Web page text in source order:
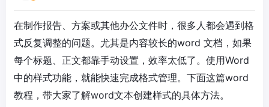
在制作报告、方案或其他办公文件时，很多人都会遇到格
式反复调整的问题。尤其是内容较长的word 文档，如果
每个标题、正文都靠手动设置，效率太低了。使用Word
中的样式功能，就能快速完成格式管理。下面这篇word
教程，带大家了解word文本创建样式的具体方法。